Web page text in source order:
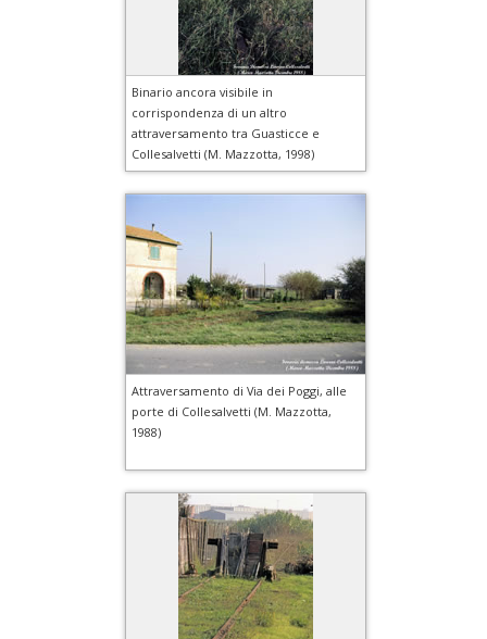
Binario ancora visibile in
corrispondenza di un altro
attraversamento tra Guasticce e
Collesalvetti (M. Mazzotta, 1998)
Attraversamento di Via dei Poggi, alle
porte di Collesalvetti (M. Mazzotta,
1988)